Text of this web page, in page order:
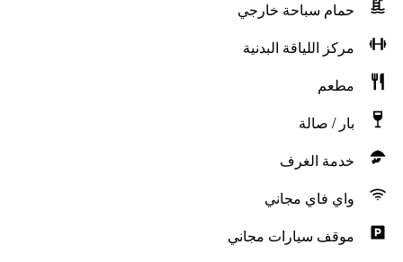
حمام سباحة خارجي
مركز اللياقة البدنية
مطعم
بار / صالة
خدمة الغرف
واي فاي مجاني
موقف سيارات مجاني